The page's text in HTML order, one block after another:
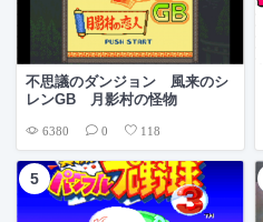
不思議のダンジョン 風来のシ
レンGB 月影村の怪物
6380 0 118